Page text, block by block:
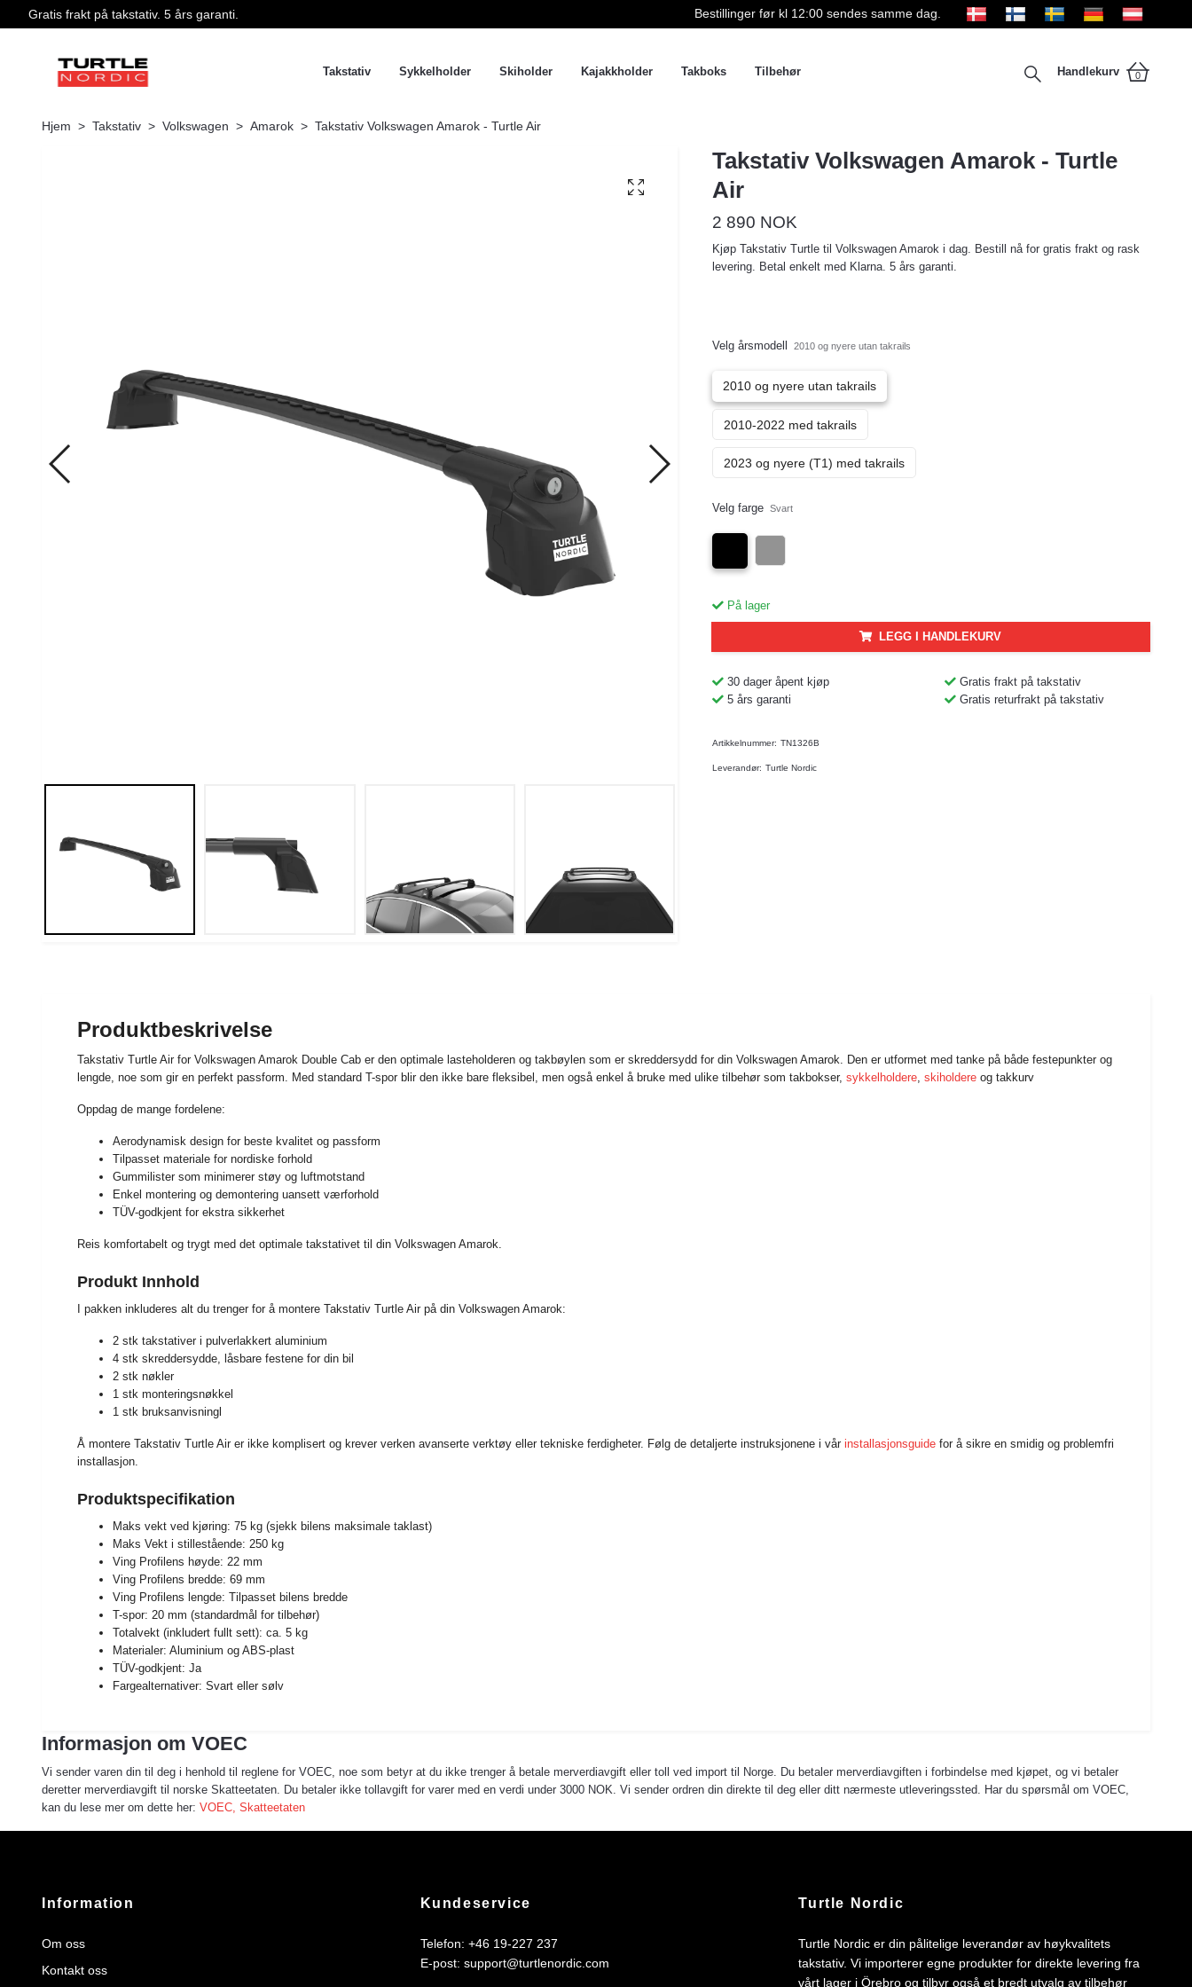
Gratis frakt på takstativ. 5 års garanti. Bestillinger før kl 12:00 sendes samme dag.
Takstativ Sykkelholder Skiholder Kajakkholder Takboks Tilbehør Handlekurv 0
Hjem Takstativ Volkswagen Amarok Takstativ Volkswagen Amarok - Turtle Air
Takstativ Volkswagen Amarok - Turtle
Air
2 890 NOK
Kjøp Takstativ Turtle til Volkswagen Amarok i dag. Bestill nå for gratis frakt og rask
levering. Betal enkelt med Klarna. 5 års garanti.
Velg årsmodell 2010 og nyere utan takrails
2010 og nyere utan takrails
2010-2022 med takrails
2023 og nyere (T1) med takrails
Velg farge Svart
På lager
LEGG I HANDLEKURV
30 dager åpent kjøp
Gratis frakt på takstativ
5 års garanti
Gratis returfrakt på takstativ
Artikkelnummer: TN1326B
Leverandør: Turtle Nordic
Produktbeskrivelse
Takstativ Turtle Air for Volkswagen Amarok Double Cab er den optimale lasteholderen og takbøylen som er skreddersydd for din Volkswagen Amarok. Den er utformet med tanke på både festepunkter og
lengde, noe som gir en perfekt passform. Med standard T-spor blir den ikke bare fleksibel, men også enkel å bruke med ulike tilbehør som takbokser, sykkelholdere skiholdere og takkurv
Oppdag de mange fordelene:
Aerodynamisk design for beste kvalitet og passform
Tilpasset materiale for nordiske forhold
Gummilister som minimerer støy og luftmotstand
Enkel montering og demontering uansett værforhold
TÜV-godkjent for ekstra sikkerhet
Reis komfortabelt og trygt med det optimale takstativet til din Volkswagen Amarok.
Produkt Innhold
I pakken inkluderes alt du trenger for å montere Takstativ Turtle Air på din Volkswagen Amarok:
2 stk takstativer i pulverlakkert aluminium
4 stk skreddersydde, låsbare festene for din bil
2 stk nøkler
1 stk monteringsnøkkel
1 stk bruksanvisningl
Å montere Takstativ Turtle Air er ikke komplisert og krever verken avanserte verktøy eller tekniske ferdigheter. Følg de detaljerte instruksjonene i vår installasjonsguide for å sikre en smidig og problemfri
installasjon.
Produktspecifikation
Maks vekt ved kjøring: 75 kg (sjekk bilens maksimale taklast)
Maks Vekt i stillestående: 250 kg
Ving Profilens høyde: 22 mm
Ving Profilens bredde: 69 mm
Ving Profilens lengde: Tilpasset bilens bredde
T-spor: 20 mm (standardmål for tilbehør)
Totalvekt (inkludert fullt sett): ca. 5 kg
Materialer: Aluminium og ABS-plast
TÜV-godkjent: Ja
Fargealternativer: Svart eller sølv
Informasjon om VOEC
Vi sender varen din til deg i henhold til reglene for VOEC, noe som betyr at du ikke trenger å betale merverdiavgift eller toll ved import til Norge. Du betaler merverdiavgiften i forbindelse med kjøpet, og vi betaler
deretter merverdiavgift til norske Skatteetaten. Du betaler ikke tollavgift for varer med en verdi under 3000 NOK. Vi sender ordren din direkte til deg eller ditt nærmeste utleveringssted. Har du spørsmål om VOEC,
kan du lese mer om dette her: VOEC, Skatteetaten
Information
Om oss
Kontakt oss
Kundeservice
Telefon: +46 19-227 237
E-post: support@turtlenordic.com
Turtle Nordic
Turtle Nordic er din pålitelige leverandør av høykvalitets
takstativ. Vi importerer egne produkter for direkte levering fra
vårt lager i Örebro og tilbyr også et bredt utvalg av tilbehør